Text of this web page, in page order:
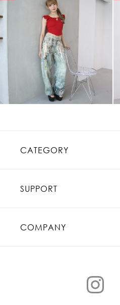
CATEGORY
SUPPORT
COMPANY